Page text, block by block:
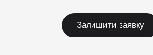
Залишити заявку